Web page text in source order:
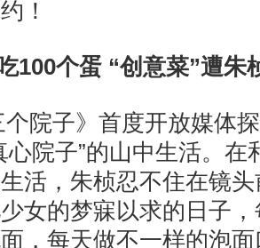
！
100个蛋 “创意菜”遭朱
院子》首度开放媒体
心院子”的山中生活。在
活，朱桢忍不住在镜
女的梦寐以求的日子
，每天做不一样的泡